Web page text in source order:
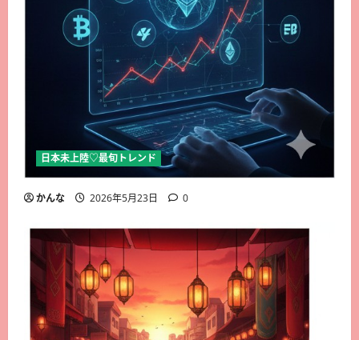
日本未上陸♡最旬トレンド
かんな 2026年5月23日 0